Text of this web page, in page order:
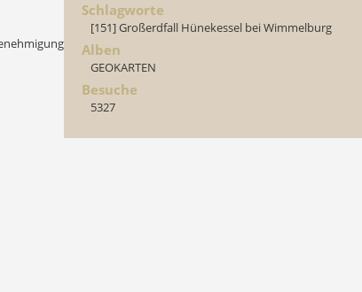
Schlagworte
[151] Großerdfall Hünekessel bei Wimmelburg
Alben
GEOKARTEN
Besuche
5327